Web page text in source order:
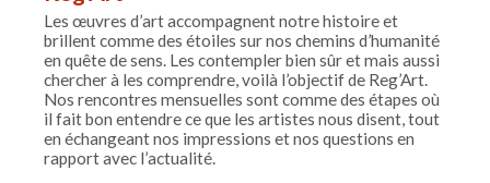
Les œuvres d’art accompagnent notre histoire et
brillent comme des étoiles sur nos chemins d’humanité
en quête de sens. Les contempler bien sûr et mais aussi
chercher à les comprendre, voilà l’objectif de Reg’Art.
Nos rencontres mensuelles sont comme des étapes où
il fait bon entendre ce que les artistes nous disent, tout
en échangeant nos impressions et nos questions en
rapport avec l’actualité.